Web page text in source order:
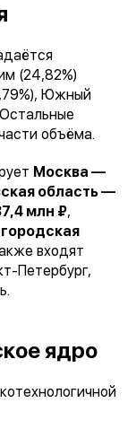
(24,82%)
Южный
объёма.
Москва —
область —
млн ₽,
входят
Петербург,
ядро